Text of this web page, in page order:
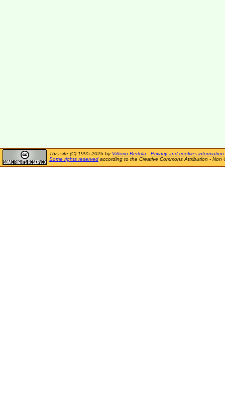
This site (C) 1995-2026 by Vittorio Bertola - Privacy and cookies information
Some rights reserved according to the Creative Commons Attribution - Non